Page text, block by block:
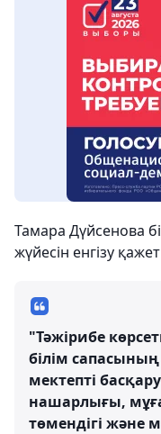
Тамара Дүйсенова
жүйесін енгізу
"Тәжірибе
білім сапасының
мектепті
нашарлығы,
төмендігі және